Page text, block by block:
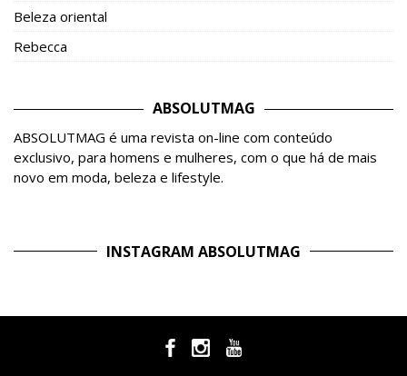
Beleza oriental
Rebecca
ABSOLUTMAG
ABSOLUTMAG é uma revista on-line com conteúdo
exclusivo, para homens e mulheres, com o que há de mais
novo em moda, beleza e lifestyle.
INSTAGRAM ABSOLUTMAG